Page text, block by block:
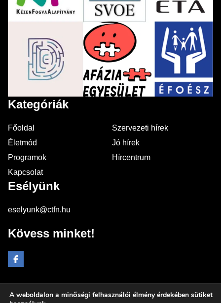
Kategóriák
Főoldal
Szervezeti hírek
Életmód
Jó hírek
Programok
Hírcentrum
Kapcsolat
Esélyünk
eselyunk@ctfn.hu
Kövess minket!
A weboldalon a minőségi felhasználói élmény érdekében sütiket